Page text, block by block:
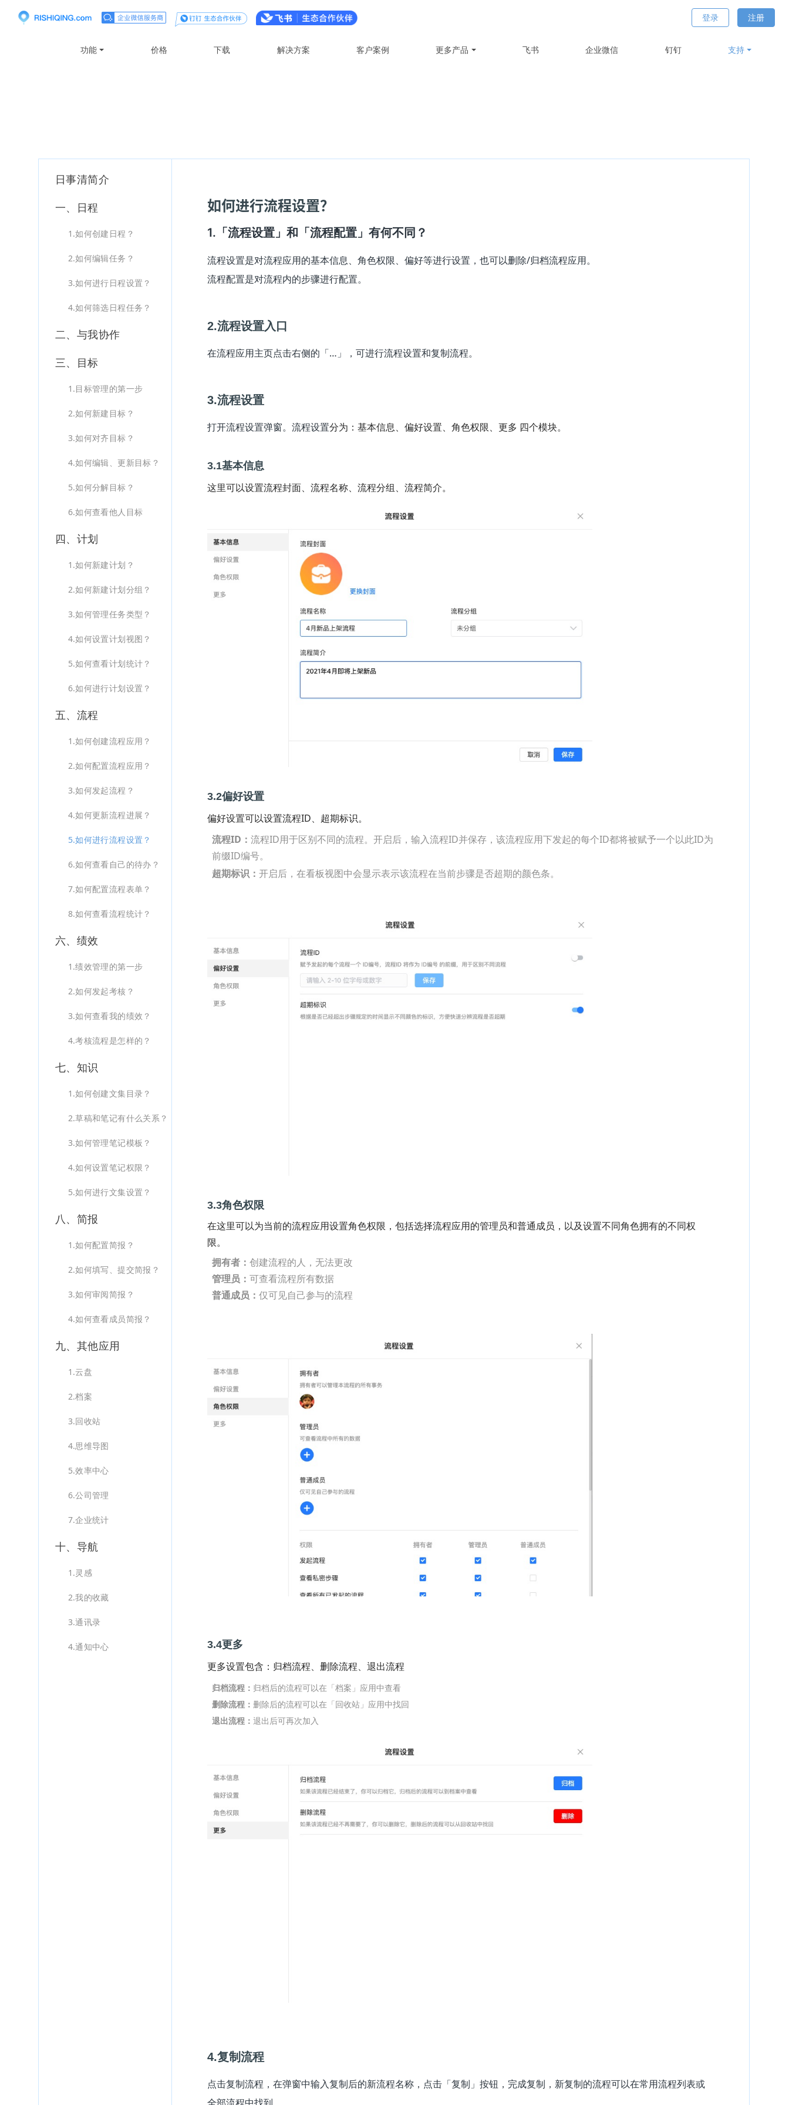
登录 注册
功能 价格 下载 解决方案 客户案例 更多产品 飞书 企业微信 钉钉 支持
日事清简介
一、日程
1.如何创建日程？
2.如何编辑任务？
3.如何进行日程设置？
4.如何筛选日程任务？
二、与我协作
三、目标
1.目标管理的第一步
2.如何新建目标？
3.如何对齐目标？
4.如何编辑、更新目标？
5.如何分解目标？
6.如何查看他人目标
四、计划
1.如何新建计划？
2.如何新建计划分组？
3.如何管理任务类型？
4.如何设置计划视图？
5.如何查看计划统计？
6.如何进行计划设置？
五、流程
1.如何创建流程应用？
2.如何配置流程应用？
3.如何发起流程？
4.如何更新流程进展？
5.如何进行流程设置？
6.如何查看自己的待办？
7.如何配置流程表单？
8.如何查看流程统计？
六、绩效
1.绩效管理的第一步
2.如何发起考核？
3.如何查看我的绩效？
4.考核流程是怎样的？
七、知识
1.如何创建文集目录？
2.草稿和笔记有什么关系？
3.如何管理笔记模板？
4.如何设置笔记权限？
5.如何进行文集设置？
八、简报
1.如何配置简报？
2.如何填写、提交简报？
3.如何审阅简报？
4.如何查看成员简报？
九、其他应用
1.云盘
2.档案
3.回收站
4.思维导图
5.效率中心
6.公司管理
7.企业统计
十、导航
1.灵感
2.我的收藏
3.通讯录
4.通知中心
如何进行流程设置？
1. 「流程设置」和「流程配置」有何不同？
流程设置是对流程应用的基本信息、角色权限、偏好等进行设置，也可以删除/归档流程应用。
流程配置是对流程内的步骤进行配置。
2.流程设置入口
在流程应用主页点击右侧的「…」，可进行流程设置和复制流程。
3.流程设置
打开流程设置弹窗。流程设置分为：基本信息、偏好设置、角色权限、更多 四个模块。
3.1基本信息
这里可以设置流程封面、流程名称、流程分组、流程简介。
3.2偏好设置
偏好设置可以设置流程ID、超期标识。
流程ID： 流程ID用于区别不同的流程。开启后，输入流程ID并保存，该流程应用下发起的每个ID都将被赋予一个以此ID为
前缀ID编号。
超期标识： 开启后，在看板视图中会显示表示该流程在当前步骤是否超期的颜色条。
3.3角色权限
在这里可以为当前的流程应用设置角色权限，包括选择流程应用的管理员和普通成员，以及设置不同角色拥有的不同权
限。
拥有者： 创建流程的人，无法更改
管理员： 可查看流程所有数据
普通成员： 仅可见自己参与的流程
3.4更多
更多设置包含：归档流程、删除流程、退出流程
归档流程： 归档后的流程可以在「档案」应用中查看
删除流程： 删除后的流程可以在「回收站」应用中找回
退出流程： 退出后可再次加入
4.复制流程
点击复制流程，在弹窗中输入复制后的新流程名称，点击「复制」按钮，完成复制，新复制的流程可以在常用流程列表或
全部流程中找到。